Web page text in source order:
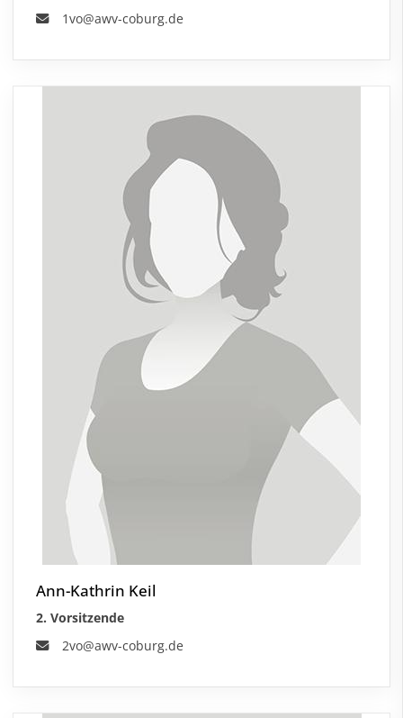
1vo@awv-coburg.de
Ann-Kathrin Keil
2. Vorsitzende
2vo@awv-coburg.de